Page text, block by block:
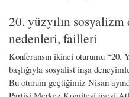
20. yüzyılın
nedenleri, failleri
Konferansın ikinci oturumu “20.
başlığıyla sosyalist inşa
Bu oturum geçtiğimiz Nisan